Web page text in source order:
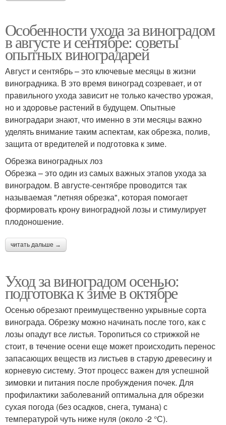
Особенности ухода за виноградом
в августе и сентябре: советы
опытных виноградарей
Август и сентябрь – это ключевые месяцы в жизни
виноградника. В это время виноград созревает, и от
правильного ухода зависит не только качество урожая,
но и здоровье растений в будущем. Опытные
виноградари знают, что именно в эти месяцы важно
уделять внимание таким аспектам, как обрезка, полив,
защита от вредителей и подготовка к зиме.
Обрезка виноградных лоз
Обрезка – это один из самых важных этапов ухода за
виноградом. В августе-сентябре проводится так
называемая "летняя обрезка", которая помогает
формировать крону виноградной лозы и стимулирует
плодоношение.
читать дальше →
Уход за виноградом осенью:
подготовка к зиме в октябре
Осенью обрезают преимущественно укрывные сорта
винограда. Обрезку можно начинать после того, как с
лозы опадут все листья. Торопиться со стрижкой не
стоит, в течение осени еще может происходить перенос
запасающих веществ из листьев в старую древесину и
корневую систему. Этот процесс важен для успешной
зимовки и питания после пробуждения почек. Для
профилактики заболеваний оптимальна для обрезки
сухая погода (без осадков, снега, тумана) с
температурой чуть ниже нуля (около -2 °С).